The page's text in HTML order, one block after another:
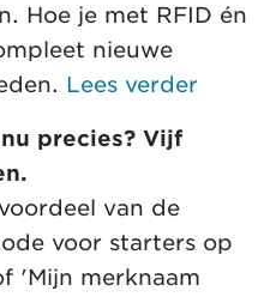
Hoe je met RFID én
nieuwe
Lees verder
precies? Vijf
van de
voor starters op
'Mijn merknaam